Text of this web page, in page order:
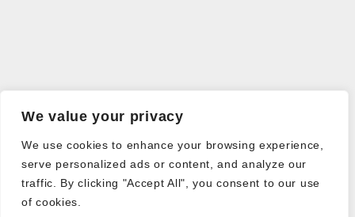
We value your privacy
We use cookies to enhance your browsing experience,
serve personalized ads or content, and analyze our
traffic. By clicking "Accept All", you consent to our use
of cookies.